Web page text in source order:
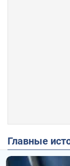
Главные